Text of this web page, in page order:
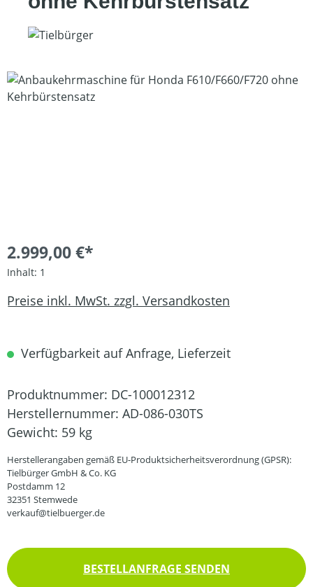
Bildergalerie überspringen
2.999,00 €*
Inhalt: 1
Preise inkl. MwSt. zzgl. Versandkosten
Verfügbarkeit auf Anfrage, Lieferzeit
Produktnummer: DC-100012312
Herstellernummer: AD-086-030TS
Gewicht: 59 kg
Herstellerangaben gemäß EU-Produktsicherheitsverordnung (GPSR):
Tielbürger GmbH & Co. KG
Postdamm 12
32351 Stemwede
verkauf@tielbuerger.de
BESTELLANFRAGE SENDEN